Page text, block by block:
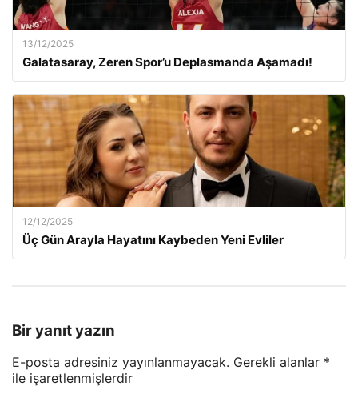
13/12/2025
Galatasaray, Zeren Spor’u Deplasmanda Aşamadı!
12/12/2025
Üç Gün Arayla Hayatını Kaybeden Yeni Evliler
Bir yanıt yazın
E-posta adresiniz yayınlanmayacak. Gerekli alanlar *
ile işaretlenmişlerdir